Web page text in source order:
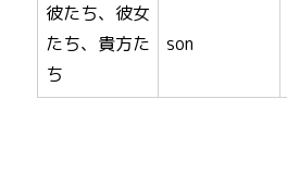
彼たち、彼女
たち、貴方た
ち
son